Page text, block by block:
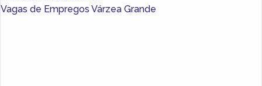
Vagas de Empregos Várzea Grande